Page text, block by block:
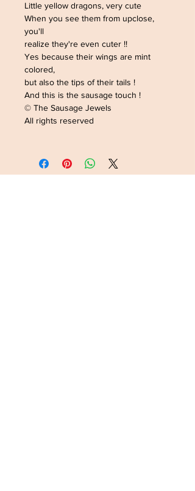
Little yellow dragons, very cute
When you see them from upclose,
you'll
realize they're even cuter !!
Yes because their wings are mint
colored,
but also the tips of their tails !
And this is the sausage touch !
© The Sausage Jewels
All rights reserved